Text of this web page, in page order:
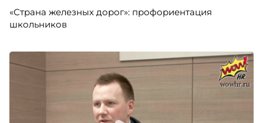
«Страна железных дорог»: профориентация
школьников